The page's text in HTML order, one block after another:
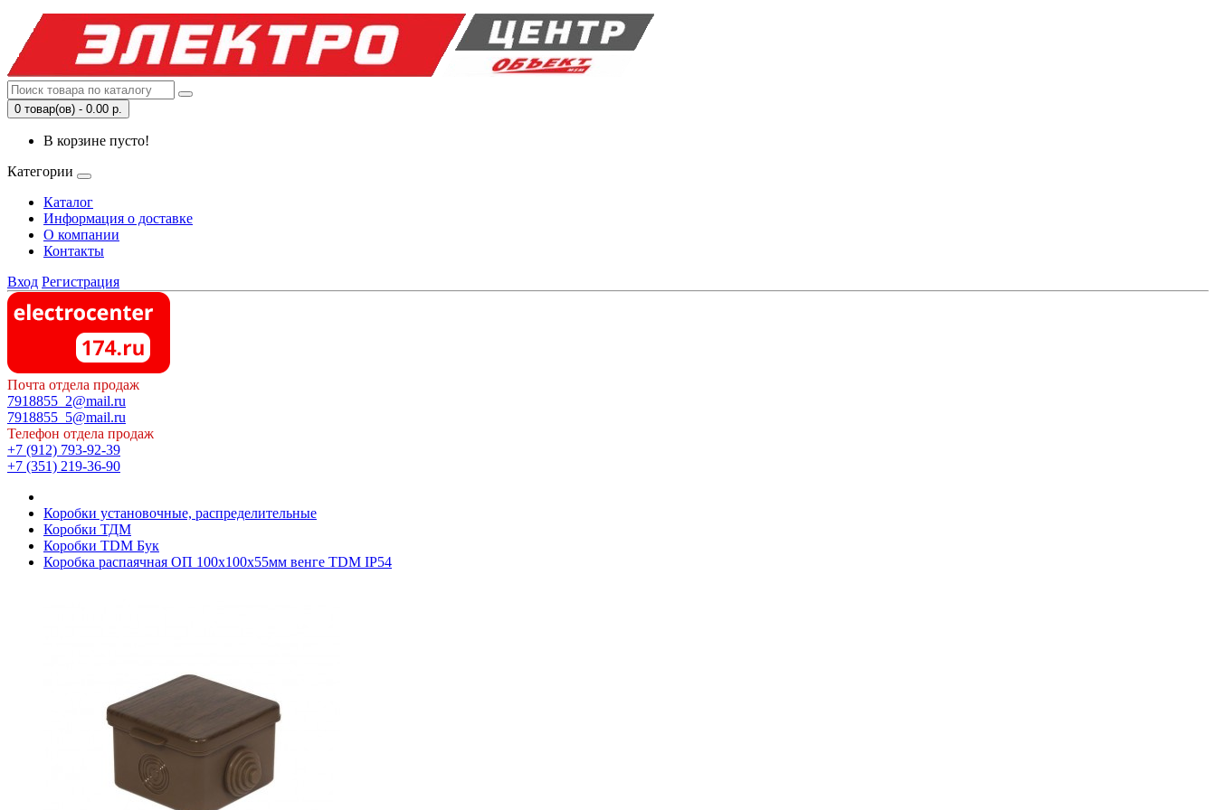
0 товар(ов) - 0.00 р.
В корзине пусто!
Категории
Каталог
Информация о доставке
О компании
Контакты
Вход Регистрация
Почта отдела продаж
7918855_2@mail.ru
7918855_5@mail.ru
Телефон отдела продаж
+7 (912) 793-92-39
+7 (351) 219-36-90
Коробки установочные, распределительные
Коробки ТДМ
Коробки TDM Бук
Коробка распаячная ОП 100х100х55мм венге TDM IP54